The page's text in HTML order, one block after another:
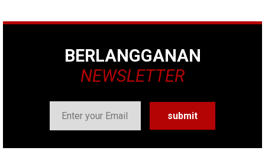
BERLANGGANAN
NEWSLETTER